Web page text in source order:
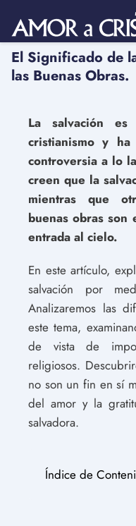
El Significado de
las Buenas Obras.
La salvación
cristianismo y
controversia a lo
creen que la
mientras que
buenas obras son
entrada al cielo.
En este artículo,
salvación por
Analizaremos las
este tema,
de vista de
religiosos.
no son un fin en sí
del amor y la
salvadora.
Índice de